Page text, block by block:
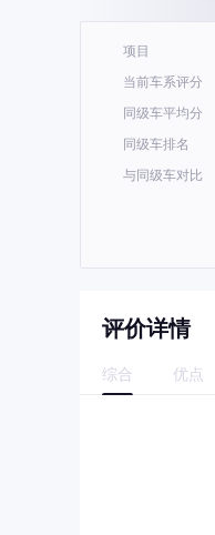
项目
当前车系评分
同级车平均分
同级车排名
与同级车对比
评价详情
综合 优点